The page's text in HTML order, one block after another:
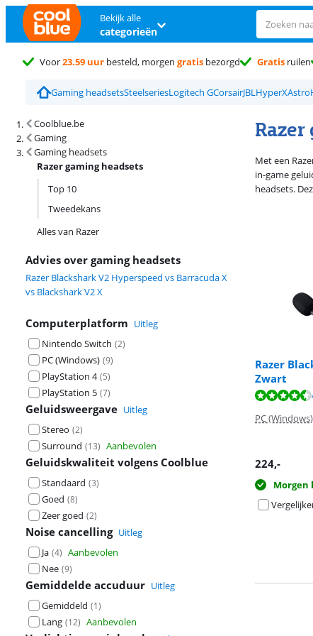
Bekijk alle
categorieën
Voor23.59 uur besteld, morgen gratis bezorgd Gratis ruilen
Gaming headsetsSteelseriesLogitech GCorsairJBLHyperXAstro
Coolblue.be
Gaming
Gaming headsets
Razer gaming headsets
Top 10
Tweedekans
Alles van Razer
Advies over gaming headsets
Razer Blackshark V2 Hyperspeed vs Barracuda X
vs Blackshark V2 X
Computerplatform Uitleg
Nintendo Switch (2)
PC (Windows) (9)
PlayStation 4 (5)
PlayStation 5 (7)
Geluidsweergave Uitleg
Stereo (2)
Surround (13) Aanbevolen
Geluidskwaliteit volgens Coolblue
Standaard (3)
Goed (8)
Zeer goed (2)
Noise cancelling Uitleg
Ja (4) Aanbevolen
Nee (9)
Gemiddelde accuduur Uitleg
Gemiddeld (1)
Lang (12) Aanbevolen
Razer
Zoekresultaten en sortering
Met een
in-game
headsets.
Razer
Zwart
Beoordeling
PC (Windows)
224,-
Morgen